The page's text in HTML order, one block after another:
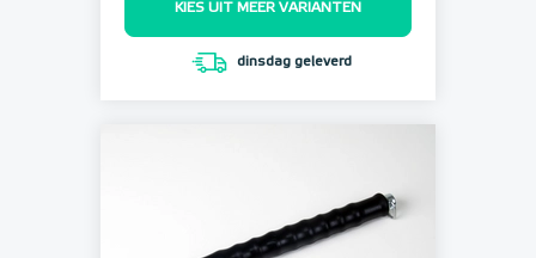
KIES UIT MEER VARIANTEN
dinsdag geleverd